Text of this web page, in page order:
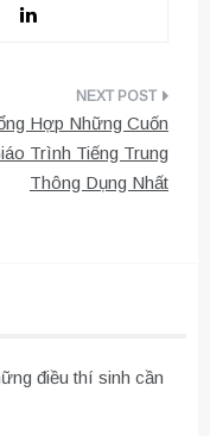
Hợp Những Cuốn
Trình Tiếng Trung
Thông Dụng Nhất
điều thí sinh cần